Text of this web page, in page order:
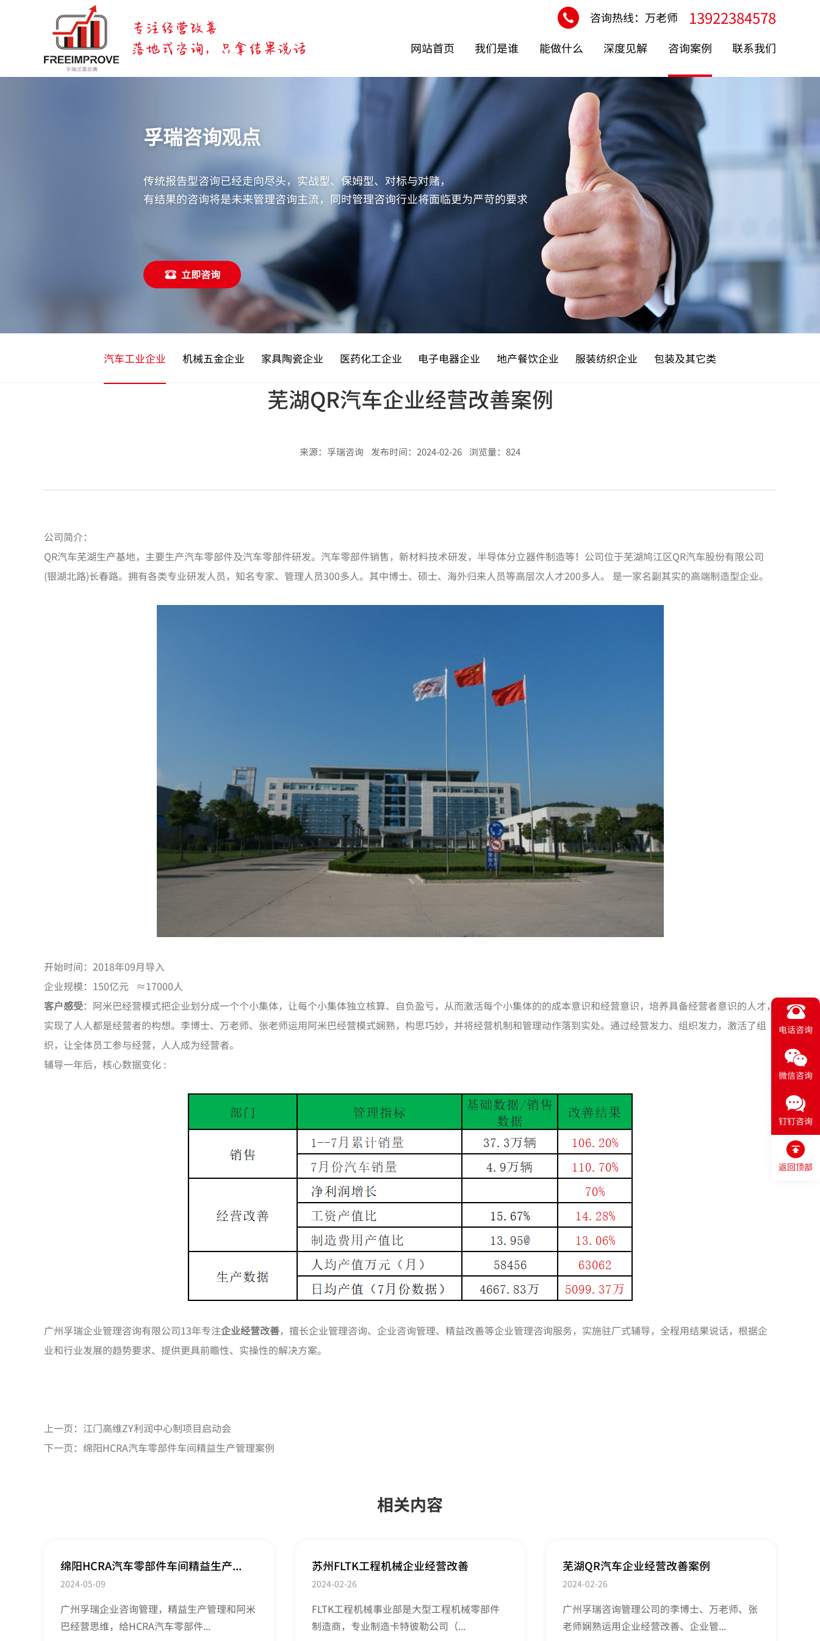
咨询热线：万老师 13922384578
网站首页 我们是谁 能做什么 深度见解 咨询案例 联系我们
孚瑞咨询观点
传统报告型咨询已经走向尽头，实战型、保姆型、对标与对赌，
有结果的咨询将是未来管理咨询主流，同时管理咨询行业将面临更为严苛的要求
立即咨询
汽车工业企业 机械五金企业 家具陶瓷企业 医药化工企业 电子电器企业 地产餐饮企业 服装纺织企业 包装及其它类
芜湖QR汽车企业经营改善案例
来源：孚瑞咨询 发布时间：2024-02-26 浏览量：824
公司简介：
QR汽车芜湖生产基地，主要生产汽车零部件及汽车零部件研发。汽车零部件销售，新材料技术研发，半导体分立器件制造等！公司位于芜湖鸠江区QR汽车股份有限公司
(银湖北路)长春路。拥有各类专业研发人员，知名专家、管理人员300多人。其中博士、硕士、海外归来人员等高层次人才200多人。 是一家名副其实的高端制造型企业。
开始时间：2018年09月导入
企业规模：150亿元 ≈17000人
客户感受：阿米巴经营模式把企业划分成一个个小集体，让每个小集体独立核算、自负盈亏，从而激活每个小集体的的成本意识和经营意识，培养具备经营者意识的人才，
实现了人人都是经营者的构想。李博士、万老师、张老师运用阿米巴经营模式娴熟，构思巧妙，并将经营机制和管理动作落到实处。通过经营发力、组织发力，激活了组
织，让全体员工参与经营，人人成为经营者。
辅导一年后，核心数据变化 :
广州孚瑞企业管理咨询有限公司13年专注企业经营改善，擅长企业管理咨询、企业咨询管理、精益改善等企业管理咨询服务，实施驻厂式辅导，全程用结果说话，根据企
业和行业发展的趋势要求、提供更具前瞻性、实操性的解决方案。
上一页： 江门高维ZY利润中心制项目启动会
下一页： 绵阳HCRA汽车零部件车间精益生产管理案例
相关内容
绵阳HCRA汽车零部件车间精益生产...
2024-05-09
广州孚瑞企业咨询管理，精益生产管理和阿米
巴经营思维，给HCRA汽车零部件...
苏州FLTK工程机械企业经营改善
2024-02-26
FLTK工程机械事业部是大型工程机械零部件
制造商，专业制造卡特彼勒公司（...
芜湖QR汽车企业经营改善案例
2024-02-26
广州孚瑞咨询管理公司的李博士、万老师、张
老师娴熟运用企业经营改善、企业管...
电话咨询
微信咨询
钉钉咨询
返回顶部